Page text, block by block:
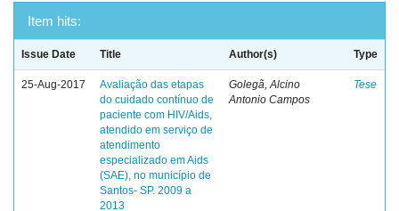
Item hits:
Issue Date Title Author(s) Type
25-Aug-2017
Avaliação das etapas
do cuidado contínuo de
paciente com HIV/Aids,
atendido em serviço de
atendimento
especializado em Aids
(SAE), no município de
Santos- SP. 2009 a
2013
Golegã, Alcino
Antonio Campos
Tese